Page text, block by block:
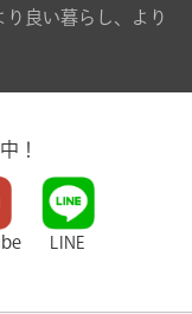
良い暮らし、より
！
LINE